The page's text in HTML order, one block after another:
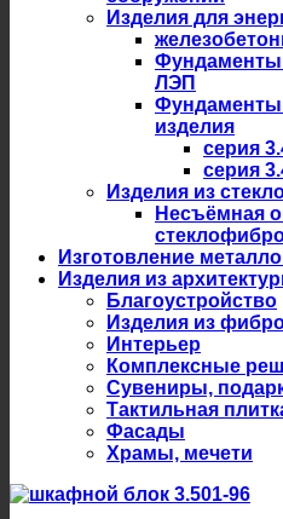
Изделия для
Фундаменты
ЛЭП
изделия
серия
серия
Изделия из
Несъёмная
Изготовление
Изделия из
Благоустройство
Изделия из
Интерьер
Комплексные
Сувениры,
Тактильная
Фасады
Храмы, мечети